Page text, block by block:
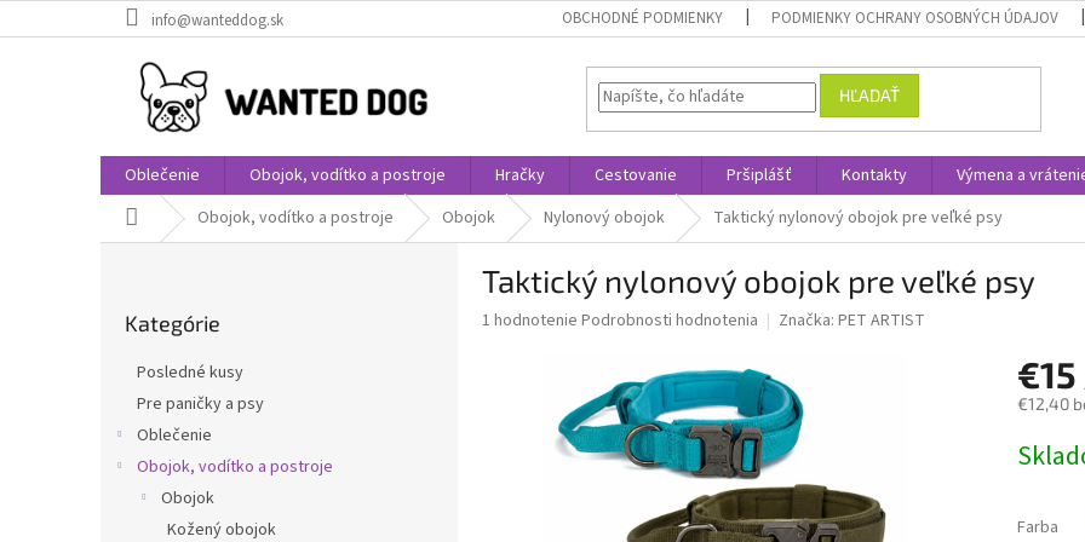
na
info@wanteddog.sk OBCHODNÉ PODMIENKY PODMIENKY OCHRANY OSOBNÝCH ÚDAJOV
HĽADAŤ
Oblečenie Obojok, vodítko a postroje Hračky Cestovanie Pršiplášť Kontakty Výmena a
Domov Obojok, vodítko a postroje Obojok Nylonový obojok Taktický nylonový obojok pre veľké psy
kategórie
Kategórie
Posledné kusy
Pre paničky a psy
Oblečenie
Obojok, vodítko a postroje
Obojok
Kožený obojok
Taktický nylonový obojok pre veľké psy
Priemerné
1 hodnotenie Podrobnosti hodnotenia Značka: PET ARTIST
€15
€12,40
cena:
Farba